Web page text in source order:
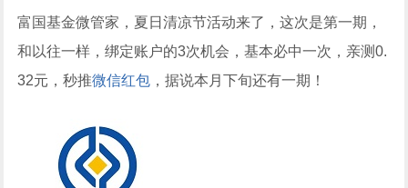
富国基金微管家，夏日清凉节活动来了，这次是第一期，
和以往一样，绑定账户的3次机会，基本必中一次，亲测0.
32元，秒推微信红包 ，据说本月下旬还有一期！